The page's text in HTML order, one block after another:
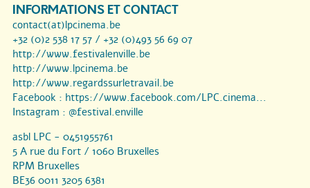
INFORMATIONS ET CONTACT
contact(at)lpcinema.be
+32 (0)2 538 17 57 / +32 (0)493 56 69 07
http://www.festivalenville.be
http://www.lpcinema.be
http://www.regardssurletravail.be
Facebook : https://www.facebook.com/LPC.cinema...
Instagram : @festival.enville
asbl LPC - 0451955761
5 A rue du Fort / 1060 Bruxelles
RPM Bruxelles
BE36 0011 3205 6381